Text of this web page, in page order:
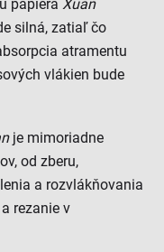
papiera Xuan
silná, zatiaľ čo
atramentu
vlákien bude
je mimoriadne
od zberu,
a rozvlákňovania
rezanie v